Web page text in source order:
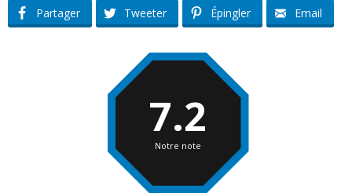
Partager Tweeter Épingler Email
7.2
Notre note